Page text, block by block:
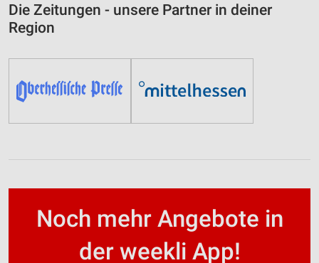
Die Zeitungen - unsere Partner in deiner
Region
Noch mehr Angebote in
der weekli App!